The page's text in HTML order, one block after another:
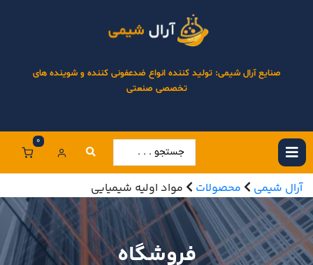
صنایع آرال شیمی: تولید کننده انواع ضدعفونی کننده و شوینده های
تخصصی صنعتی
0
آرال شیمی محصولات مواد اولیه شیمیایی
فروشگاه